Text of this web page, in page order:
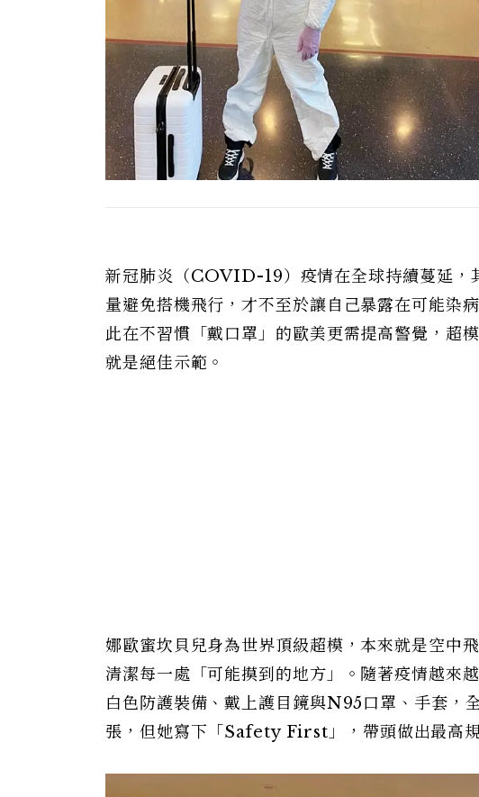
新冠肺炎（COVID-19）疫情在全球持續蔓延，
量避免搭機飛行，才不至於讓自己暴露在可能染
此在不習慣「戴口罩」的歐美更需提高警覺，
就是絕佳示範。
娜歐蜜坎貝兒身為世界頂級超模，本來就是空中
清潔每一處「可能摸到的地方」。隨著疫情越來
白色防護裝備、戴上護目鏡與N95口罩、手套，
張，但她寫下「Safety First」，帶頭做出最高